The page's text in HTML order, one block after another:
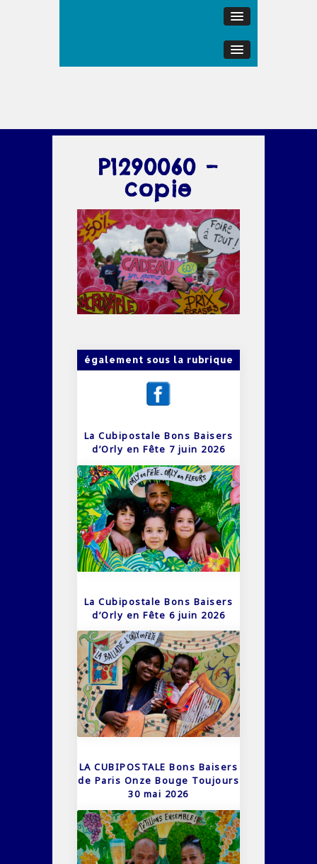
P1290060 –
copie
également sous la rubrique
La Cubipostale Bons Baisers
d’Orly en Fête 7 juin 2026
La Cubipostale Bons Baisers
d’Orly en Fête 6 juin 2026
LA CUBIPOSTALE Bons Baisers
de Paris Onze Bouge Toujours
30 mai 2026